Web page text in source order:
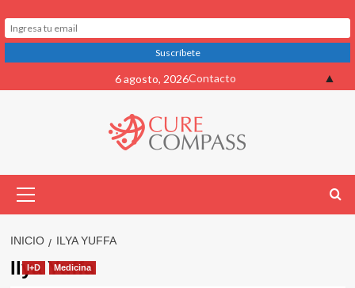
al
6 agosto, 2026Contacto
primario
INICIO ILYA YUFFA
Ilya Yuffa
I+D Medicina
▲